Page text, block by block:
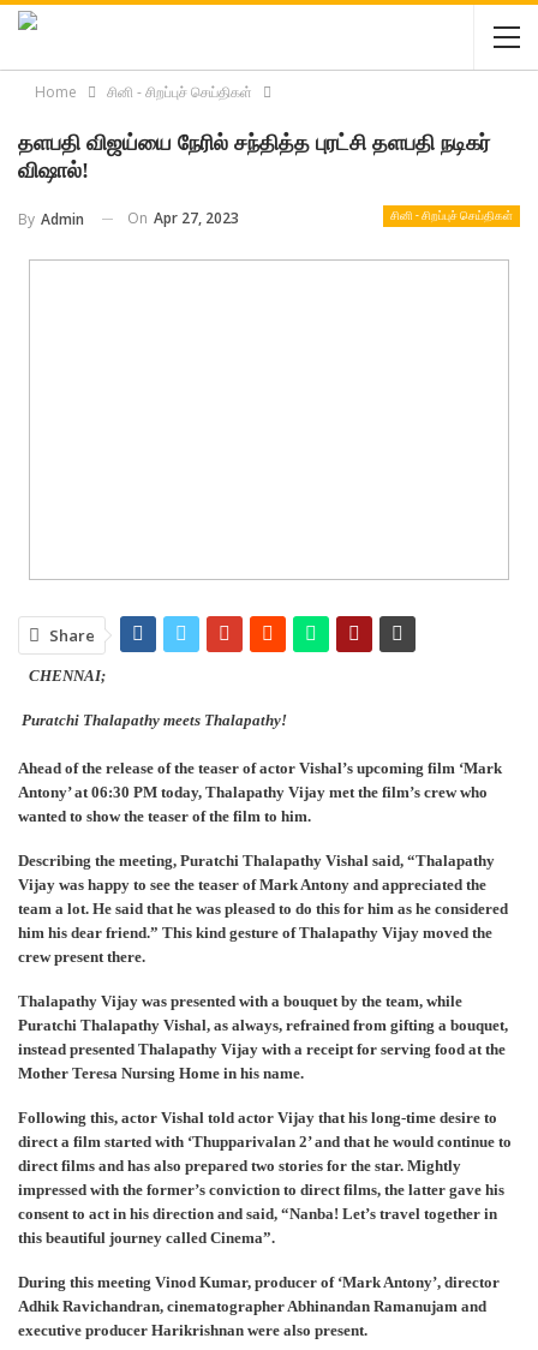
Home சினி - சிறப்புச் செய்திகள்
தளபதி விஜய்யை நேரில் சந்தித்த புரட்சி தளபதி நடிகர்
விஷால்!
சினி - சிறப்புச் செய்திகள்
By Admin On Apr 27, 2023
Share
CHENNAI;
Puratchi Thalapathy meets Thalapathy!
Ahead of the release of the teaser of actor Vishal’s upcoming film ‘Mark
Antony’ at 06:30 PM today, Thalapathy Vijay met the film’s crew who
wanted to show the teaser of the film to him.
Describing the meeting, Puratchi Thalapathy Vishal said, “Thalapathy
Vijay was happy to see the teaser of Mark Antony and appreciated the
team a lot. He said that he was pleased to do this for him as he considered
him his dear friend.” This kind gesture of Thalapathy Vijay moved the
crew present there.
Thalapathy Vijay was presented with a bouquet by the team, while
Puratchi Thalapathy Vishal, as always, refrained from gifting a bouquet,
instead presented Thalapathy Vijay with a receipt for serving food at the
Mother Teresa Nursing Home in his name.
Following this, actor Vishal told actor Vijay that his long-time desire to
direct a film started with ‘Thupparivalan 2’ and that he would continue to
direct films and has also prepared two stories for the star. Mightly
impressed with the former’s conviction to direct films, the latter gave his
consent to act in his direction and said, “Nanba! Let’s travel together in
this beautiful journey called Cinema”.
During this meeting Vinod Kumar, producer of ‘Mark Antony’, director
Adhik Ravichandran, cinematographer Abhinandan Ramanujam and
executive producer Harikrishnan were also present.